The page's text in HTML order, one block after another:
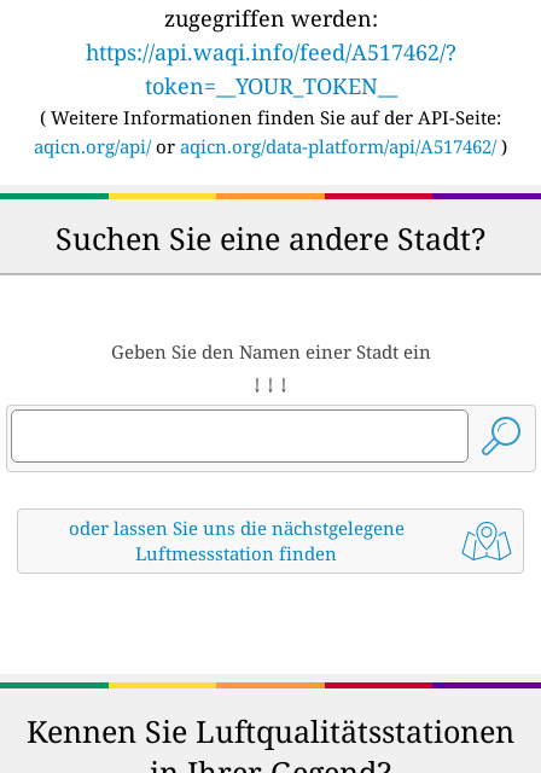
zugegriffen werden:
https://api.waqi.info/feed/A517462/?
token=__YOUR_TOKEN__
( Weitere Informationen finden Sie auf der API-Seite:
aqicn.org/api/or aqicn.org/data-platform/api/A517462/)
Suchen Sie eine andere Stadt?
Geben Sie den Namen einer Stadt ein
↓ ↓ ↓
oder lassen Sie uns die nächstgelegene
Luftmessstation finden
Kennen Sie Luftqualitätsstationen